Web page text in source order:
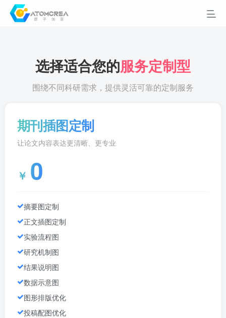
选择适合您的服务定制型
围绕不同科研需求，提供灵活可靠的定制服务
期刊插图定制
让论文内容表达更清晰、更专业
￥ 0
摘要图定制
正文插图定制
实验流程图
研究机制图
结果说明图
数据示意图
图形排版优化
投稿配图优化